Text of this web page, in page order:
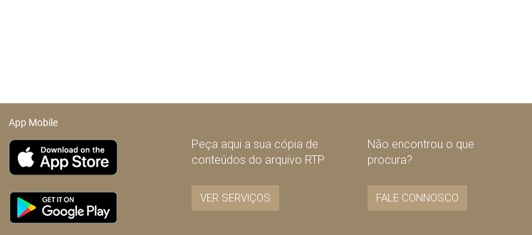
App Mobile
Peça aqui a sua cópia de
conteúdos do arquivo RTP
VER SERVIÇOS
Não encontrou o que
procura?
FALE CONNOSCO